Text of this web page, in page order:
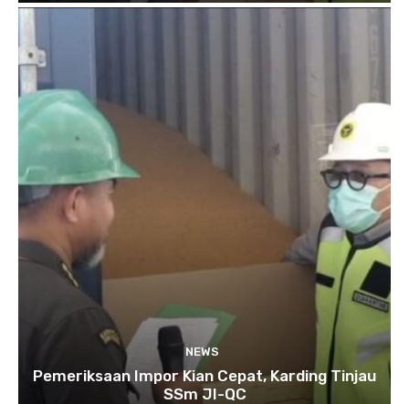
NEWS
Pemeriksaan Impor Kian Cepat, Karding Tinjau
SSm JI-QC